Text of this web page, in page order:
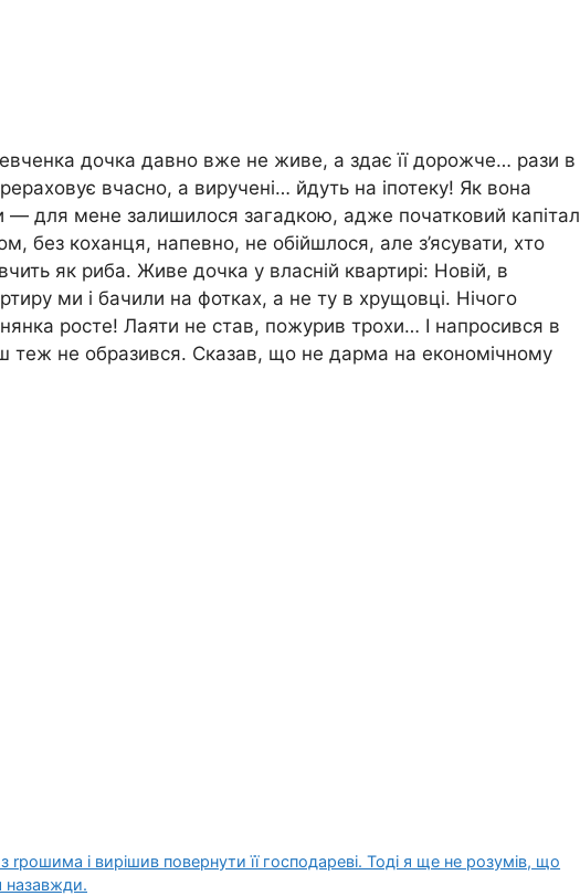
дочка давно вже не живе, а здає її дорожче… рази в
вчасно, а виручені… йдуть на іпотеку! Як вона
— для мене залишилося загадкою, адже початковий капітал
без коханця, напевно, не обійшлося, але з’ясувати, хто
як риба. Живе дочка у власній квартирі: Новій, в
ми і бачили на фотках, а не ту в хрущовці. Нічого
росте! Лаяти не став, пожурив трохи… І напросився в
теж не образився. Сказав, що не дарма на економічному
і вирішив повернути її господареві. Тоді я ще не розумів, що
назавжди.